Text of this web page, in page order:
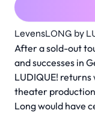
LevensLONG by
After a sold-out
and successes in
LUDIQUE!
theater
Long would have